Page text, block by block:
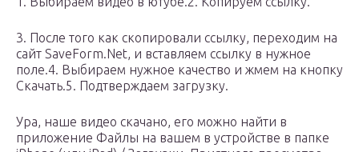
3. После того как скопировали ссылку, переходим на
сайт SaveForm.Net, и вставляем ссылку в нужное
поле.4. Выбираем нужное качество и жмем на кнопку
Скачать.5. Подтверждаем загрузку.
Ура, наше видео скачано, его можно найти в
приложение Файлы на вашем в устройстве в папке